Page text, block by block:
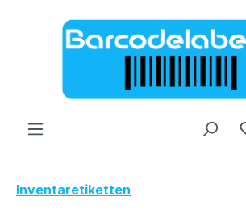
Zum Hauptinhalt springen
Inventaretiketten